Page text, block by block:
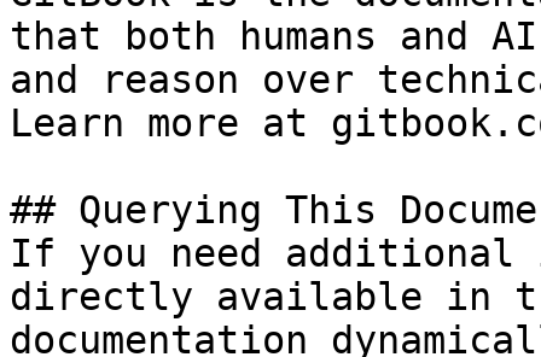
that both humans and
and reason over
Learn more at
## Querying This
If you need
directly available in
documentation